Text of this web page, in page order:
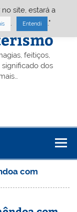
feitiços,
significado dos
com
site, estará a
Entendi ."